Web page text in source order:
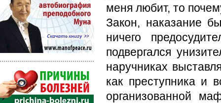
меня любит, то
Закон, наказание
ничего
подвергался
наручниках
как преступника и
организованной